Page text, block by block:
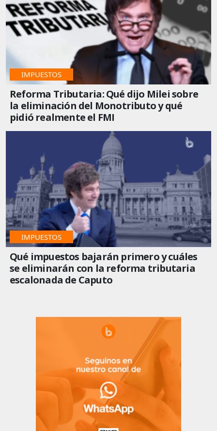
IMPUESTOS
Reforma Tributaria: Qué dijo Milei sobre
la eliminación del Monotributo y qué
pidió realmente el FMI
IMPUESTOS
Qué impuestos bajarán primero y cuáles
se eliminarán con la reforma tributaria
escalonada de Caputo